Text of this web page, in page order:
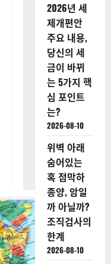
2026년 세
제개편안
주요 내용,
당신의 세
금이 바뀌
는 5가지 핵
심 포인트
는?
2026-08-10
위벽 아래
숨어있는
혹 점막하
종양, 암일
까 아닐까?
조직검사의
한계
2026-08-10